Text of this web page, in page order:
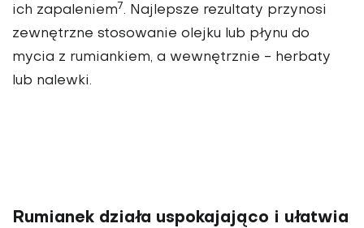
ich zapaleniem7. Najlepsze rezultaty przynosi
zewnętrzne stosowanie olejku lub płynu do
mycia z rumiankiem, a wewnętrznie - herbaty
lub nalewki.
Rumianek działa uspokajająco i ułatwia